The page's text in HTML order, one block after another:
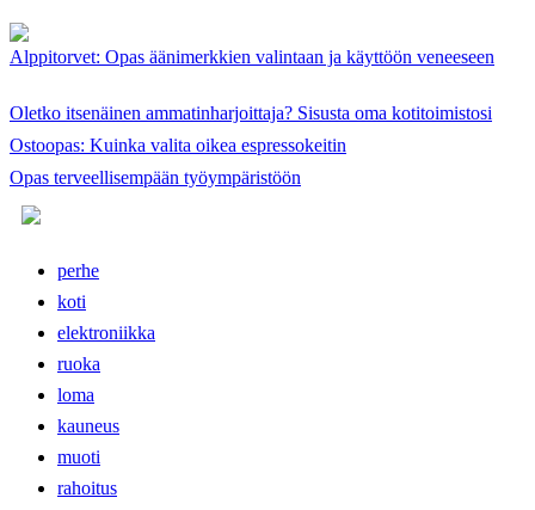
Alppitorvet: Opas äänimerkkien valintaan ja käyttöön veneeseen
Oletko itsenäinen ammatinharjoittaja? Sisusta oma kotitoimistosi
Ostoopas: Kuinka valita oikea espressokeitin
Opas terveellisempään työympäristöön
perhe
koti
elektroniikka
ruoka
loma
kauneus
muoti
rahoitus